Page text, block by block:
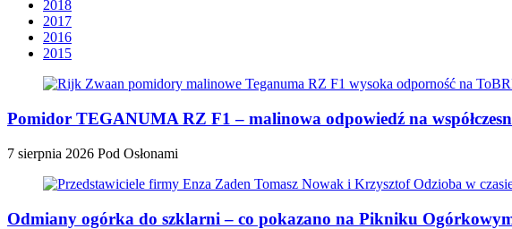
2018
2017
2016
2015
Pomidor TEGANUMA RZ F1 – malinowa odpowiedź na
7 sierpnia 2026 Pod Osłonami
Odmiany ogórka do szklarni – co pokazano na Pikniku